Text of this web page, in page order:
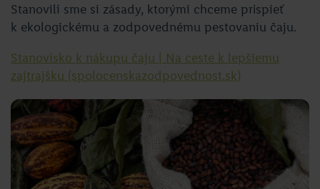
Stanovili sme si zásady, ktorými chceme prispieť
k ekologickému a zodpovednému pestovaniu čaju.
Stanovisko k nákupu čaju | Na ceste k lepšiemu
zajtrajšku (spolocenskazodpovednost.sk)